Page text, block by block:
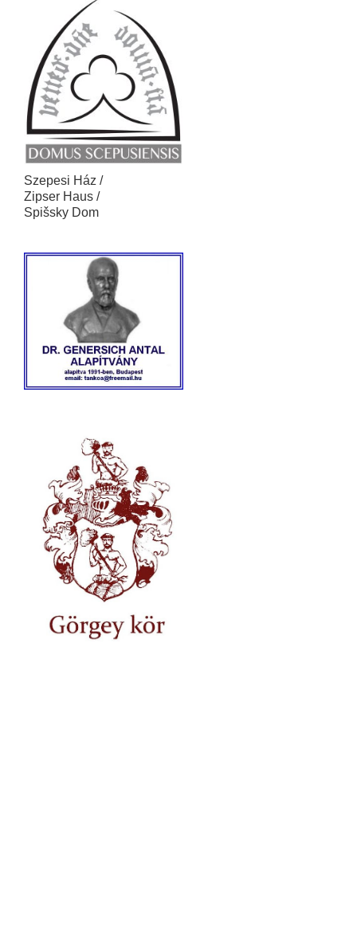
Szepesi Ház /
Zipser Haus /
Spišsky Dom